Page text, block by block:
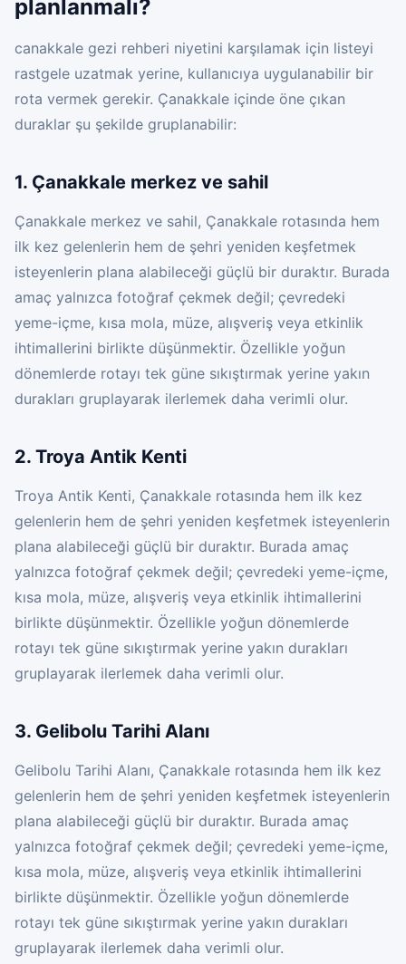
planlanmalı?
canakkale gezi rehberi niyetini karşılamak için listeyi
rastgele uzatmak yerine, kullanıcıya uygulanabilir bir
rota vermek gerekir. Çanakkale içinde öne çıkan
duraklar şu şekilde gruplanabilir:
1. Çanakkale merkez ve sahil
Çanakkale merkez ve sahil, Çanakkale rotasında hem
ilk kez gelenlerin hem de şehri yeniden keşfetmek
isteyenlerin plana alabileceği güçlü bir duraktır. Burada
amaç yalnızca fotoğraf çekmek değil; çevredeki
yeme-içme, kısa mola, müze, alışveriş veya etkinlik
ihtimallerini birlikte düşünmektir. Özellikle yoğun
dönemlerde rotayı tek güne sıkıştırmak yerine yakın
durakları gruplayarak ilerlemek daha verimli olur.
2. Troya Antik Kenti
Troya Antik Kenti, Çanakkale rotasında hem ilk kez
gelenlerin hem de şehri yeniden keşfetmek isteyenlerin
plana alabileceği güçlü bir duraktır. Burada amaç
yalnızca fotoğraf çekmek değil; çevredeki yeme-içme,
kısa mola, müze, alışveriş veya etkinlik ihtimallerini
birlikte düşünmektir. Özellikle yoğun dönemlerde
rotayı tek güne sıkıştırmak yerine yakın durakları
gruplayarak ilerlemek daha verimli olur.
3. Gelibolu Tarihi Alanı
Gelibolu Tarihi Alanı, Çanakkale rotasında hem ilk kez
gelenlerin hem de şehri yeniden keşfetmek isteyenlerin
plana alabileceği güçlü bir duraktır. Burada amaç
yalnızca fotoğraf çekmek değil; çevredeki yeme-içme,
kısa mola, müze, alışveriş veya etkinlik ihtimallerini
birlikte düşünmektir. Özellikle yoğun dönemlerde
rotayı tek güne sıkıştırmak yerine yakın durakları
gruplayarak ilerlemek daha verimli olur.